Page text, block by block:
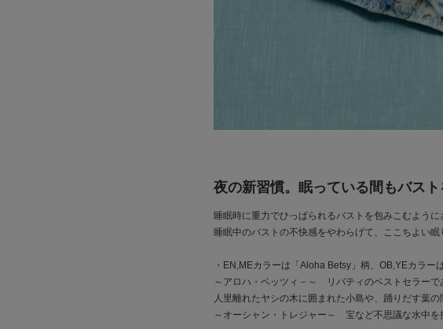
夜の新習慣。眠っている間もバス
睡眠時に重力でひっぱられるバストを包みこむよう
睡眠中のバストの不快感をやわらげて、ここちよい眠
・EN,MEカラーは「Aloha Betsy」柄、OB,YEカラー
～アロハ・ベッツィ－～ リバティのベストセラーで
人里離れたヤシの木に囲まれた小島や、踊りだす葉
～オーシャン・トレジャー～ 宝など不思議な水中を